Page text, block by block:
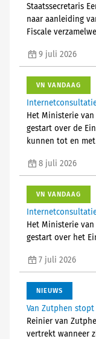
Staatssecretaris
naar aanleiding
Fiscale
9 juli 2026
VN VANDAAG
Het Ministerie
gestart over de
kunnen tot en met
8 juli 2026
VN VANDAAG
Het Ministerie
gestart over het
7 juli 2026
NIEUWS
Van Zutphen
Reinier van
vertrekt wanneer